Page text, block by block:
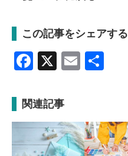
この記事をシェアする
Facebook
X Email
関連記事